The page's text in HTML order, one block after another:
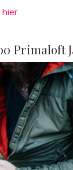
hier
Primaloft